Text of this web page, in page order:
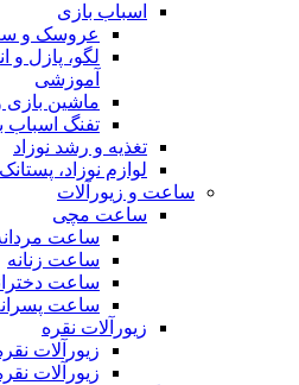
اسباب بازی
عروسک و
لگو، پازل و
آموزشی
ماشین بازی
تفنگ اسباب
تغذیه و رشد نوزاد
لوازم نوزاد،
ساعت و زیور‌آلات
ساعت مچی
ساعت
ساعت زنانه
ساعت
ساعت
زیورآلات نقره
زیورآلات
زیورآلات